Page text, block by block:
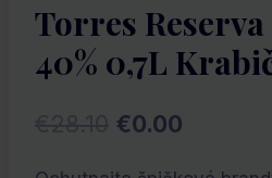
Torres Reserva
40% 0,7L
Pôvodná
€0.00